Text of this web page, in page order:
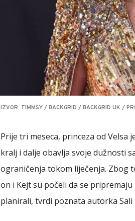
IZVOR: TIMMSY / BACKGRID / BACKGRID UK /
Prije tri meseca, princeza od Velsa
kralj i dalje obavlja svoje dužnosti
ograničenja tokom liječenja. Zbog
on i Kejt su počeli da se
planirali, tvrdi poznata autorka Sali